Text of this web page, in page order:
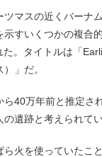
マスの近くバーナ
すいくつかの複合
。タイトルは「
」だ。
40万年前と推定さ
遺跡と考えられて
火を使っていたこ